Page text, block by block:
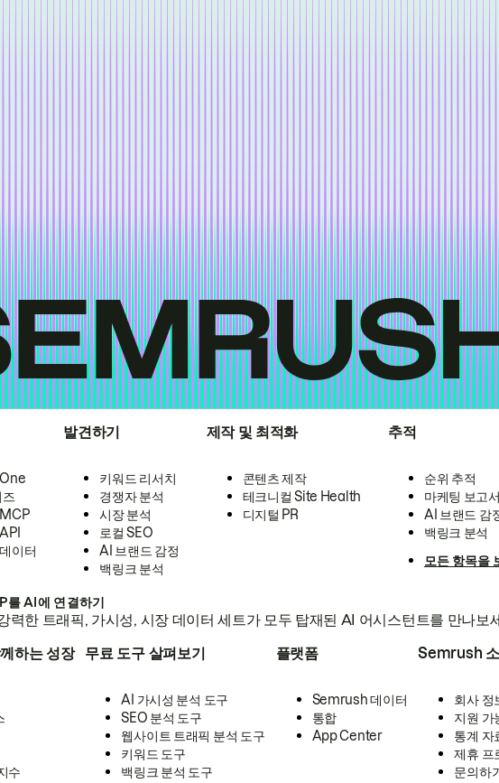
즈
이터
발견하기
키워드 리서치
경쟁자 분석
시장 분석
로컬 SEO
AI 브랜드 감정
백링크 분석
제작 및 최적화
콘텐츠 제작
테크니컬 Site Health
디지털 PR
추적
순위 추적
마케팅 보고
AI 브랜드 감
백링크 분석
모든 항목을
AI에 연결하기
력한 트래픽, 가시성, 시장 데이터 세트가 모두 탑재된 AI 어시스턴트를 만나보
하는 성장
수
무료 도구 살펴보기
AI 가시성 분석 도구
SEO 분석 도구
웹사이트 트래픽 분석 도구
키워드 도구
백링크 분석 도구
플랫폼
Semrush 데이터
통합
App Center
Semrush
회사 정
지원 가
통계 자
제휴 프
문의하